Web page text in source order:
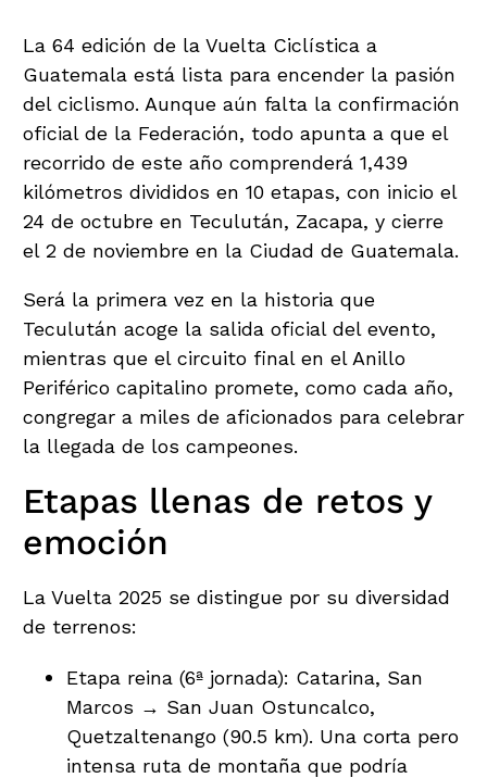
La 64 edición de la Vuelta Ciclística a
Guatemala está lista para encender la pasión
del ciclismo. Aunque aún falta la confirmación
oficial de la Federación, todo apunta a que el
recorrido de este año comprenderá 1,439
kilómetros divididos en 10 etapas, con inicio el
24 de octubre en Teculután, Zacapa, y cierre
el 2 de noviembre en la Ciudad de Guatemala.
Será la primera vez en la historia que
Teculután acoge la salida oficial del evento,
mientras que el circuito final en el Anillo
Periférico capitalino promete, como cada año,
congregar a miles de aficionados para celebrar
la llegada de los campeones.
Etapas llenas de retos y
emoción
La Vuelta 2025 se distingue por su diversidad
de terrenos:
Etapa reina (6ª jornada): Catarina, San
Marcos → San Juan Ostuncalco,
Quetzaltenango (90.5 km). Una corta pero
intensa ruta de montaña que podría